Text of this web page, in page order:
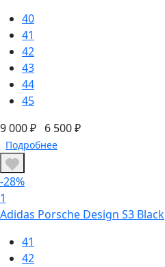
40
41
42
43
44
45
9 000 ₽ 6 500 ₽
Подробнее
-28%
1
Adidas Porsche Design S3 Black
41
42